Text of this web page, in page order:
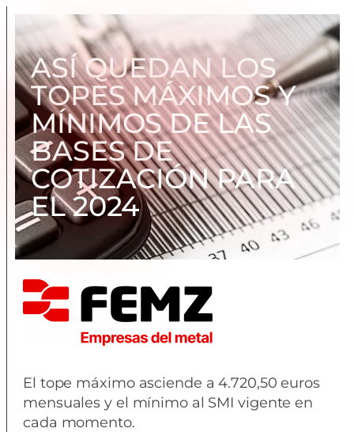
ASÍ QUEDAN LOS
TOPES MÁXIMOS Y
MÍNIMOS DE LAS
BASES DE
COTIZACIÓN PARA
EL 2024
El tope máximo asciende a 4.720,50 euros
mensuales y el mínimo al SMI vigente en
cada momento.